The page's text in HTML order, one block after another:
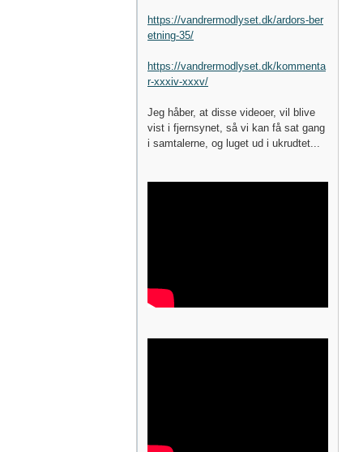
https://vandrermodlyset.dk/ardors-ber
etning-35/
https://vandrermodlyset.dk/kommenta
r-xxxiv-xxxv/
Jeg håber, at disse videoer, vil blive
vist i fjernsynet, så vi kan få sat gang
i samtalerne, og luget ud i ukrudtet...